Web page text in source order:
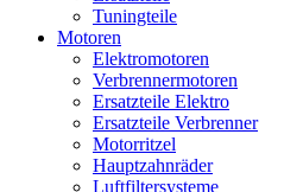
Tuningteile
Motoren
Elektromotoren
Verbrennermotoren
Ersatzteile Elektro
Ersatzteile Verbrenner
Motorritzel
Hauptzahnräder
Luftfiltersysteme